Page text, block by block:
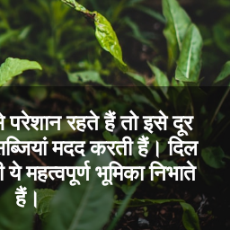
रहते हैं तो इसे दूर
मदद करती हैं। दिल
महत्वपूर्ण भूमिका निभाते
हैं।